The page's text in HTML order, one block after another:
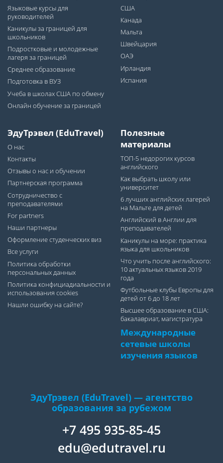
Языковые курсы для
руководителей
Каникулы за границей для
школьников
Подростковые и молодежные
лагеря за границей
Среднее образование
Подготовка в ВУЗ
Учеба в школах США по обмену
Онлайн обучение за границей
США
Канада
Мальта
Швейцария
ОАЭ
Ирландия
Испания
ЭдуТрэвел (EduTravel)
О нас
Контакты
Отзывы о нас и обучении
Партнерская программа
Сотрудничество с
преподавателями
For partners
Наши партнеры
Оформление студенческих виз
Все услуги
Политика обработки
персональных данных
Политика конфициадиальности и
использования cookies
Нашли ошибку на сайте?
Полезные
материалы
ТОП-5 недорогих курсов
английского
Как выбрать школу или
университет
6 лучших английских лагерей
на Мальте для детей
Английский в Англии для
преподавателей
Каникулы на море: практика
языка для школьников
Что учить после английского:
10 актуальных языков 2019
года
Футбольные клубы Европы для
детей от 6 до 18 лет
Высшее образование в США:
бакалавриат, магистратура
Международные
сетевые школы
изучения языков
ЭдуТрэвел (EduTravel) — агентство
образования за рубежом
+7 495 935-85-45
edu@edutravel.ru